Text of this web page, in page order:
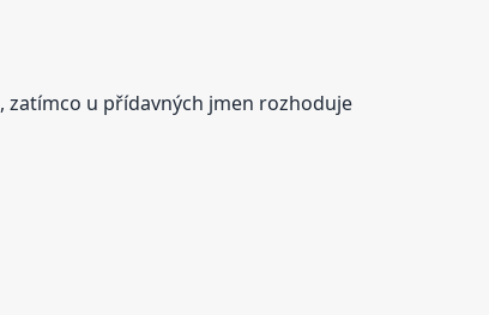
, zatímco u přídavných jmen rozhoduje